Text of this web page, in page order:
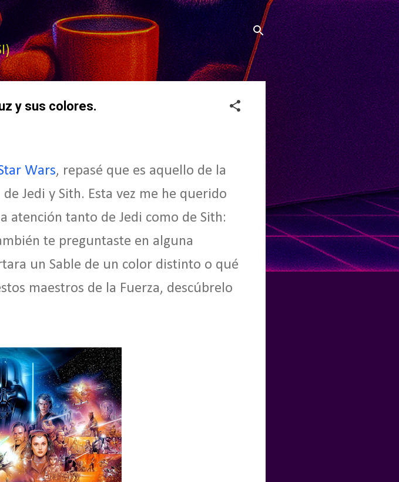
principal
y sus colores.
Wars, repasé que es aquello de la
Jedi y Sith. Esta vez me he querido
atención tanto de Jedi como de Sith:
te preguntaste en alguna
un Sable de un color distinto o qué
maestros de la Fuerza, descúbrelo